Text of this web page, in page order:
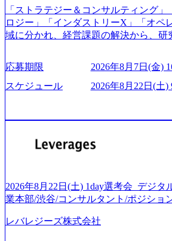
略」案件をメインとしたコンサルティ
ロジェクト一部抜粋＞ ・海外事業(新
ネスモデル検討支援 ・金融領域にお
ィ領域における地域活性アプリ企画支
業支援 ※その他新規事業や既存デジタ
ーションの案件が多数 ● コンサルタン
プロジェクトにおける課題/リスク管
アコンサルタント プロジェクトメン
トの一領域を担う。主な作業としては
ィスカッションペ ーパーの作成などを
は2019年11月に設立され、成長期とい
ります。 事業・組織を拡大していく
や組織がスケールしていく過程を体感
日面接や面談のお時間をいただく場合
接、条件面談それぞれ最大1時間を想
前日までに日程およびURLを共有させ
接および条件面談ともに、どの時間開
と幸いです ※1day選考会のご参加希望
試験を受検いただきます(受験期限は
前まで)。 ※ただし、30代以上のコンサ
以上の方はGAB受検免除、書類選考の
に、GAB試験に合格している方へ
をさせていただきます。 急速なグロ
業では成長戦略を描く事が困難になっ
す。 (1)既存または新規大手事業会社
戦略」等のコンサルティング支援を行
トは各業界上位5社をターゲットとし
「新規事業戦略」「既存事業のトラン
「ストラテジー＆コンサルティング」
ロジー」「インダストリーX」「オペ
域に分かれ、経営課題の解決から、研
グ領域からその実行的側面であるITサ
貫して支援する総合系・IT系ファーム
において非常に良質な顧客基盤を築い
手掛けたプロジェクトは「ファースト
るグローバル化」「資生堂グループ
ンサルティング活動のみならず、2021
社「ARISE analytics」を設立し、人工
ジタル人材育成の支援も盛んに行う 採
centure.com/content/dam/accenture/final/
いて (https://www.accenture.com/content/
応募期限
2026年8月7日(金)
スケジュール
2026年8月22日(土)
2026年8月22日(土) 1day選考会_デジ
業本部/渋谷/コンサルタント/ポジショ
レバレジーズ株式会社